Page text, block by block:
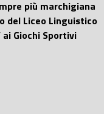
più marchigiana
del Liceo Linguistico
Giochi Sportivi